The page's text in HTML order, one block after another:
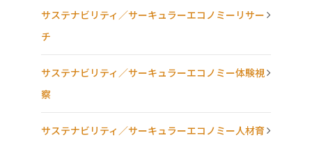
サステナビリティ／サーキュラーエコノミーリサー
チ
サステナビリティ／サーキュラーエコノミー体験視
察
サステナビリティ／サーキュラーエコノミー人材育